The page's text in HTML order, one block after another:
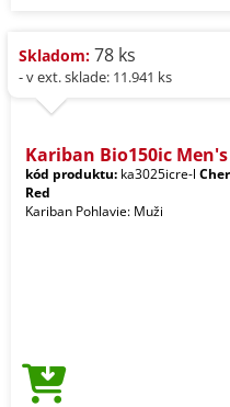
Skladom: 78 ks
- v ext. sklade: 11.941 ks
Kariban Bio150ic
kód produktu: ka3025icre-l
Red
Kariban Pohlavie: Muži